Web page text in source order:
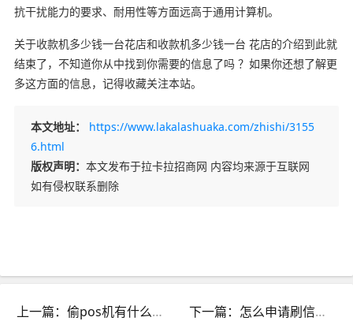
抗干扰能力的要求、耐用性等方面远高于通用计算机。
关于收款机多少钱一台花店和收款机多少钱一台 花店的介绍到此就
结束了，不知道你从中找到你需要的信息了吗 ？如果你还想了解更
多这方面的信息，记得收藏关注本站。
本文地址：
https://www.lakalashuaka.com/zhishi/3155
6.html
版权声明： 本文发布于拉卡拉招商网 内容均来源于互联网
如有侵权联系删除
上一篇：偷pos机有什么用_偷pos机有什么用处 下一篇：怎么申请刷信用卡的微型pos机_怎么申请刷信用卡的微型pos机